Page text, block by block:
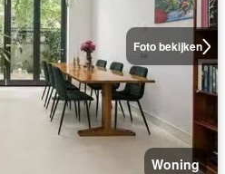
Foto bekijken
Woning